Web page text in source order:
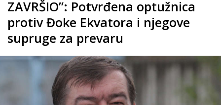
ZAVRŠIO”: Potvrđena optužnica
protiv Đoke Ekvatora i njegove
supruge za prevaru